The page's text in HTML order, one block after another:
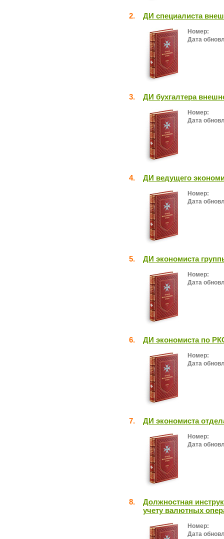
2. ДИ специалиста
Номер:
Дата
3. ДИ бухгалтера
Номер:
Дата
4. ДИ ведущего
Номер:
Дата
5. ДИ экономиста
Номер:
Дата
6. ДИ экономиста по
Номер:
Дата
7. ДИ экономиста
Номер:
Дата
8.
Должностная
учету валютных
Номер:
Дата